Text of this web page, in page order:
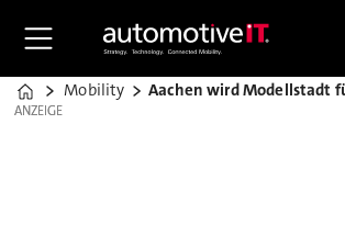
Home
Mobility
ANZEIGE
ANZEIGE